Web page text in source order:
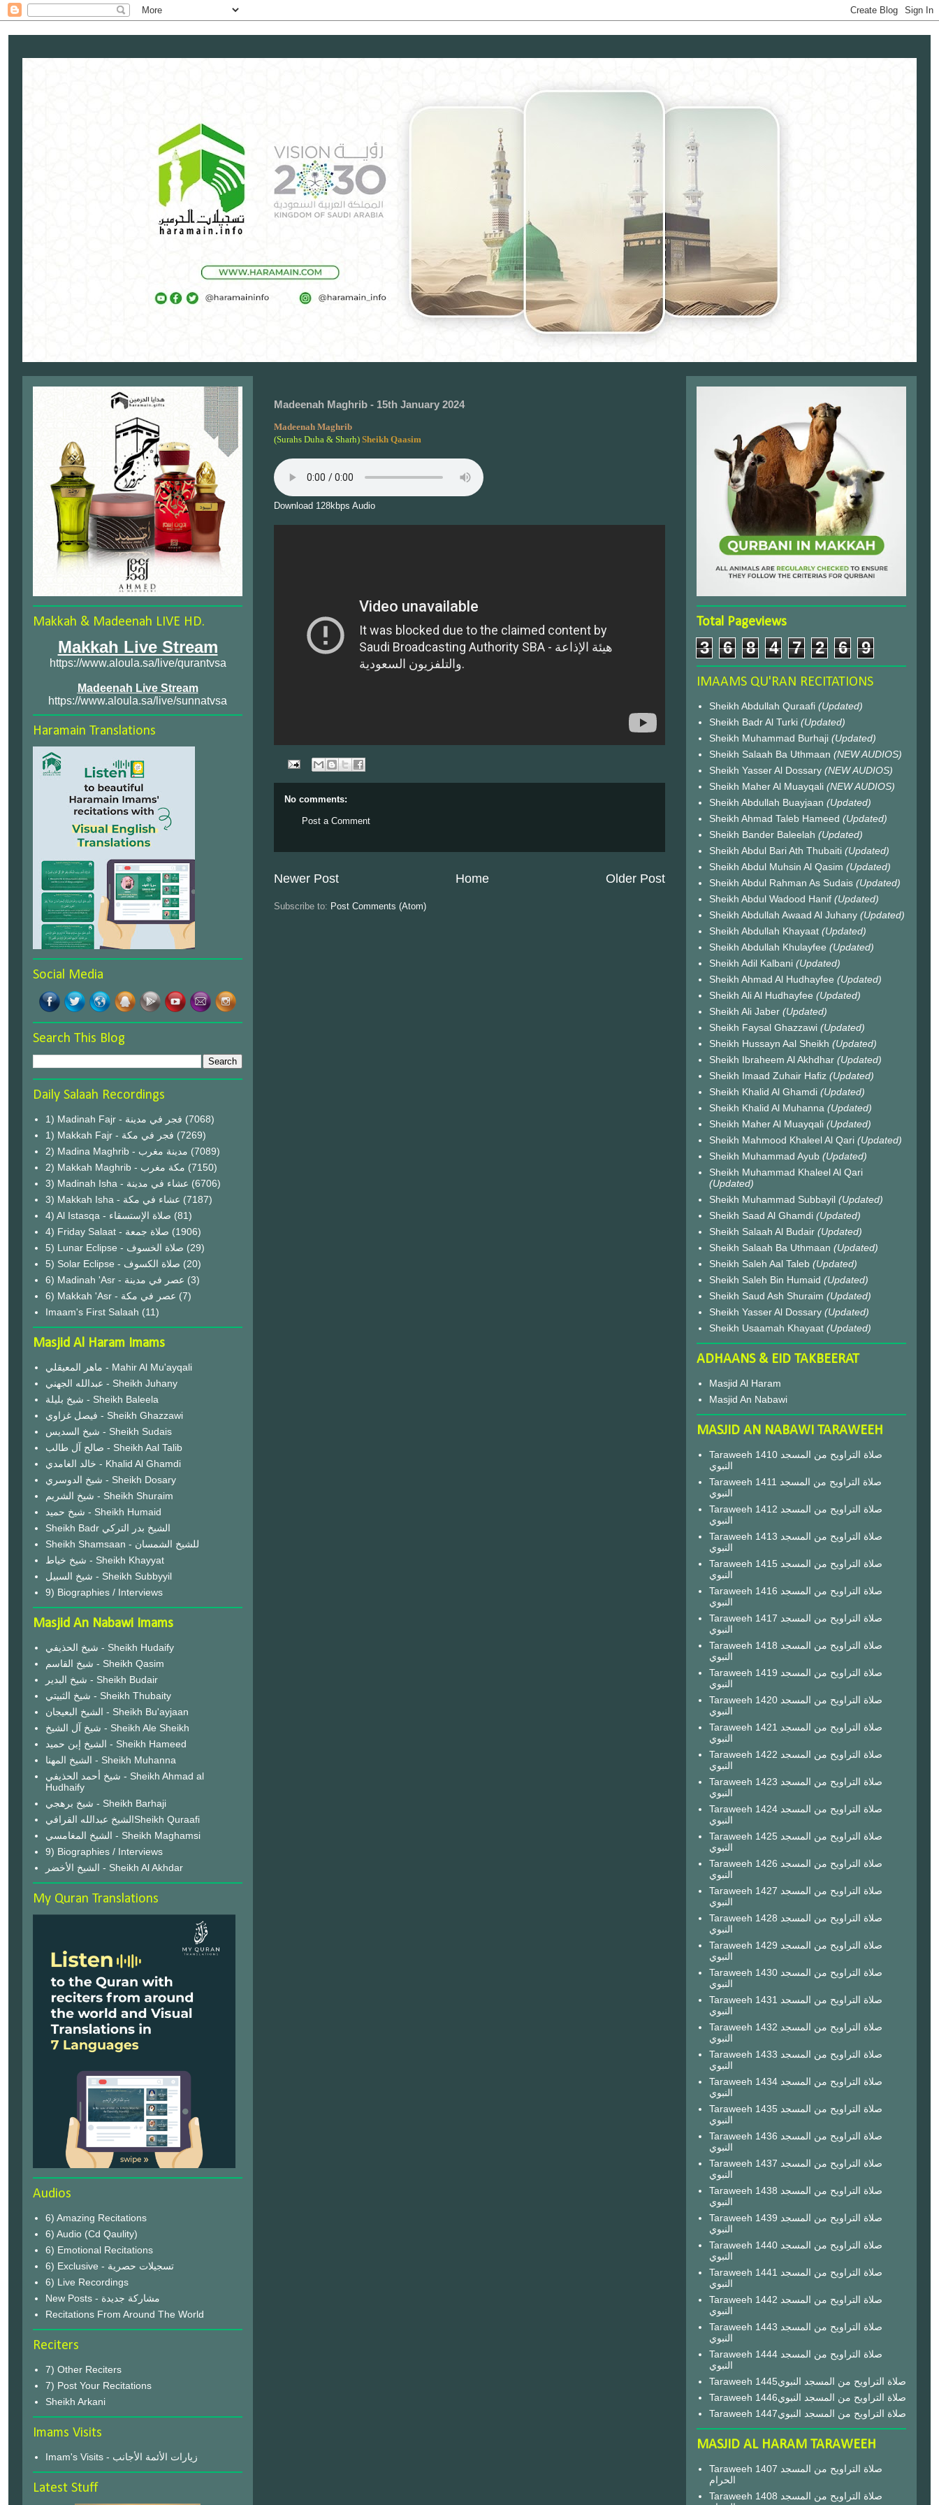
Madeenah Maghrib - 15th January 2024
Madeenah Maghrib
(Surahs Duha & Sharh) Sheikh Qaasim
Download 128kbps Audio
No comments:
Post a Comment
Newer Post Older Post
Home
Subscribe to: Post Comments (Atom)
Makkah & Madeenah LIVE HD.
Makkah Live Stream
https://www.aloula.sa/live/qurantvsa
Madeenah Live Stream
https://www.aloula.sa/live/sunnatvsa
Haramain Translations
Social Media
Search This Blog
Daily Salaah Recordings
1) Madinah Fajr - فجر في مدينة (7068)
1) Makkah Fajr - فجر في مكة (7269)
2) Madina Maghrib - مدينة مغرب (7089)
2) Makkah Maghrib - مكة مغرب (7150)
3) Madinah Isha - عشاء في مدينة (6706)
3) Makkah Isha - عشاء في مكة (7187)
4) Al Istasqa - صلاة الإستسقاء (81)
4) Friday Salaat - صلاة جمعة (1906)
5) Lunar Eclipse - صلاة الخسوف (29)
(20)
6) Madinah 'Asr - عصر في مدينة (3)
6) Makkah 'Asr - عصر في مكة (7)
Imaam's First Salaah (11)
Masjid Al Haram Imams
ماهر المعيقلي - Mahir Al Mu'ayqali
عبدالله الجهني - Sheikh Juhany
شيخ بليلة - Sheikh Baleela
فيصل غزاوي - Sheikh Ghazzawi
شيخ السديس - Sheikh Sudais
صالح آل طالب - Sheikh Aal Talib
خالد الغامدي - Khalid Al Ghamdi
شيخ الدوسري - Sheikh Dosary
شيخ الشريم - Sheikh Shuraim
شيخ حميد - Sheikh Humaid
Sheikh Badr الشيخ بدر التركي
Sheikh Shamsaan - للشيخ الشمسان
شيخ خياط - Sheikh Khayyat
شيخ السبيل - Sheikh Subbyyil
9) Biographies / Interviews
Masjid An Nabawi Imams
شيخ الحذيفي - Sheikh Hudaify
شيخ القاسم - Sheikh Qasim
شيخ البدير - Sheikh Budair
شيخ الثبيتي - Sheikh Thubaity
الشيخ البعيجان - Sheikh Bu'ayjaan
شيخ آل الشيخ - Sheikh Ale Sheikh
الشيخ إبن حميد - Sheikh Hameed
الشيخ المهنا - Sheikh Muhanna
شيخ أحمد الحذيفي - Sheikh Ahmad al
Hudhaify
شيخ برهجي - Sheikh Barhaji
الشيخ عبدالله القرافيSheikh Quraafi
الشيخ المغامسي - Sheikh Maghamsi
9) Biographies / Interviews
الشيخ الأخضر - Sheikh Al Akhdar
My Quran Translations
Audios
6) Amazing Recitations
6) Audio (Cd Qaulity)
6) Emotional Recitations
6) Exclusive - تسجيلات حصرية
6) Live Recordings
New Posts - مشاركة جديدة
Recitations From Around The World
Reciters
7) Other Reciters
7) Post Your Recitations
Sheikh Arkani
Imams Visits
Imam's Visits - زيارات الأئمة الأجانب
Latest Stuff
Total Pageviews
3 6 8 4 7 2 6 9
IMAAMS QU'RAN RECITATIONS
Sheikh Abdullah Quraafi (Updated)
Sheikh Badr Al Turki (Updated)
Sheikh Muhammad Burhaji (Updated)
Sheikh Salaah Ba Uthmaan (NEW AUDIOS)
Sheikh Yasser Al Dossary (NEW AUDIOS)
Sheikh Maher Al Muayqali (NEW AUDIOS)
Sheikh Abdullah Buayjaan (Updated)
Sheikh Ahmad Taleb Hameed (Updated)
Sheikh Bander Baleelah (Updated)
Sheikh Abdul Bari Ath Thubaiti (Updated)
Sheikh Abdul Muhsin Al Qasim (Updated)
Sheikh Abdul Rahman As Sudais (Updated)
Sheikh Abdul Wadood Hanif (Updated)
Sheikh Abdullah Awaad Al Juhany (Updated)
Sheikh Abdullah Khayaat (Updated)
Sheikh Abdullah Khulayfee (Updated)
Sheikh Adil Kalbani (Updated)
Sheikh Ahmad Al Hudhayfee (Updated)
Sheikh Ali Al Hudhayfee (Updated)
Sheikh Ali Jaber (Updated)
Sheikh Faysal Ghazzawi (Updated)
Sheikh Hussayn Aal Sheikh (Updated)
Sheikh Ibraheem Al Akhdhar (Updated)
Sheikh Imaad Zuhair Hafiz (Updated)
Sheikh Khalid Al Ghamdi (Updated)
Sheikh Khalid Al Muhanna (Updated)
Sheikh Maher Al Muayqali (Updated)
Sheikh Mahmood Khaleel Al Qari (Updated)
Sheikh Muhammad Ayub (Updated)
Sheikh Muhammad Khaleel Al Qari
(Updated)
Sheikh Muhammad Subbayil (Updated)
Sheikh Saad Al Ghamdi (Updated)
Sheikh Salaah Al Budair (Updated)
Sheikh Salaah Ba Uthmaan (Updated)
Sheikh Saleh Aal Taleb (Updated)
Sheikh Saleh Bin Humaid (Updated)
Sheikh Saud Ash Shuraim (Updated)
Sheikh Yasser Al Dossary (Updated)
Sheikh Usaamah Khayaat (Updated)
ADHAANS & EID TAKBEERAT
Masjid Al Haram
Masjid An Nabawi
MASJID AN NABAWI TARAWEEH
Taraweeh 1410 صلاة التراويح من المسجد
النبوي
Taraweeh 1411 صلاة التراويح من المسجد
النبوي
Taraweeh 1412 صلاة التراويح من المسجد
النبوي
Taraweeh 1413 صلاة التراويح من المسجد
النبوي
Taraweeh 1415 صلاة التراويح من المسجد
النبوي
Taraweeh 1416 صلاة التراويح من المسجد
النبوي
Taraweeh 1417 صلاة التراويح من المسجد
النبوي
Taraweeh 1418 صلاة التراويح من المسجد
النبوي
Taraweeh 1419 صلاة التراويح من المسجد
النبوي
Taraweeh 1420 صلاة التراويح من المسجد
النبوي
Taraweeh 1421 صلاة التراويح من المسجد
النبوي
Taraweeh 1422 صلاة التراويح من المسجد
النبوي
Taraweeh 1423 صلاة التراويح من المسجد
النبوي
Taraweeh 1424 صلاة التراويح من المسجد
النبوي
Taraweeh 1425 صلاة التراويح من المسجد
النبوي
Taraweeh 1426 صلاة التراويح من المسجد
النبوي
Taraweeh 1427 صلاة التراويح من المسجد
النبوي
Taraweeh 1428 صلاة التراويح من المسجد
النبوي
Taraweeh 1429 صلاة التراويح من المسجد
النبوي
Taraweeh 1430 صلاة التراويح من المسجد
النبوي
Taraweeh 1431 صلاة التراويح من المسجد
النبوي
Taraweeh 1432 صلاة التراويح من المسجد
النبوي
Taraweeh 1433 صلاة التراويح من المسجد
النبوي
Taraweeh 1434 صلاة التراويح من المسجد
النبوي
Taraweeh 1435 صلاة التراويح من المسجد
النبوي
Taraweeh 1436 صلاة التراويح من المسجد
النبوي
Taraweeh 1437 صلاة التراويح من المسجد
النبوي
Taraweeh 1438 صلاة التراويح من المسجد
النبوي
Taraweeh 1439 صلاة التراويح من المسجد
النبوي
Taraweeh 1440 صلاة التراويح من المسجد
النبوي
Taraweeh 1441 صلاة التراويح من المسجد
النبوي
Taraweeh 1442 صلاة التراويح من المسجد
النبوي
Taraweeh 1443 صلاة التراويح من المسجد
النبوي
Taraweeh 1444 صلاة التراويح من المسجد
النبوي
Taraweeh 1445صلاة التراويح من المسجد النبوي
Taraweeh 1446صلاة التراويح من المسجد النبوي
Taraweeh 1447صلاة التراويح من المسجد النبوي
MASJID AL HARAM TARAWEEH
Taraweeh 1407 صلاة التراويح من المسجد
الحرام
Taraweeh 1408 صلاة التراويح من المسجد